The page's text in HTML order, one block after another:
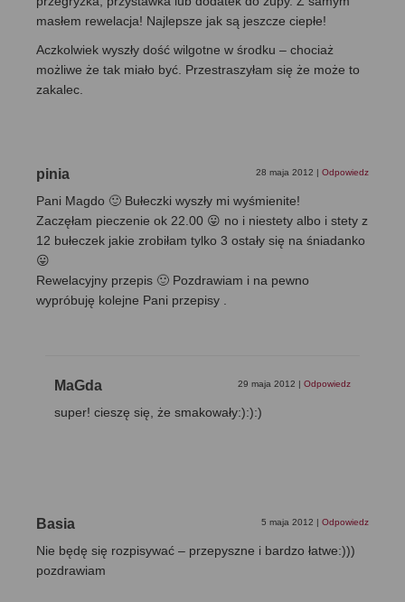
masłem rewelacja! Najlepsze jak są jeszcze ciepłe!
Aczkolwiek wyszły dość wilgotne w środku – chociaż
możliwe że tak miało być. Przestraszyłam się że może to
zakalec.
pinia 28 maja 2012 Odpowiedz
Pani Magdo 🙂 Bułeczki wyszły mi wyśmienite!
Zaczęłam pieczenie ok 22.00 😛 no i niestety albo i stety z
12 bułeczek jakie zrobiłam tylko 3 ostały się na śniadanko
😛
Rewelacyjny przepis 🙂 Pozdrawiam i na pewno
wypróbuję kolejne Pani przepisy .
MaGda 29 maja 2012 Odpowiedz
super! cieszę się, że smakowały:):):)
Basia 5 maja 2012 Odpowiedz
Nie będę się rozpisywać – przepyszne i bardzo łatwe:)))
pozdrawiam